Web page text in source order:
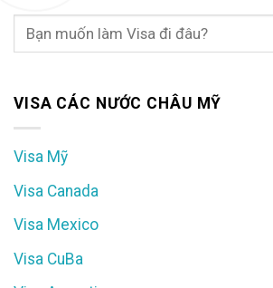
VISA CÁC NƯỚC CHÂU MỸ
Visa Mỹ
Visa Canada
Visa Mexico
Visa CuBa